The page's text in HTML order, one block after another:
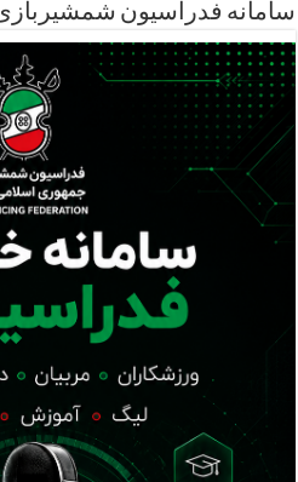
سامانه فدراسیون